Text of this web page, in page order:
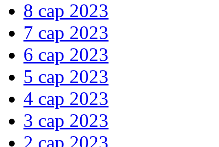
8 сар 2023
7 сар 2023
6 сар 2023
5 сар 2023
4 сар 2023
3 сар 2023
2 сар 2023